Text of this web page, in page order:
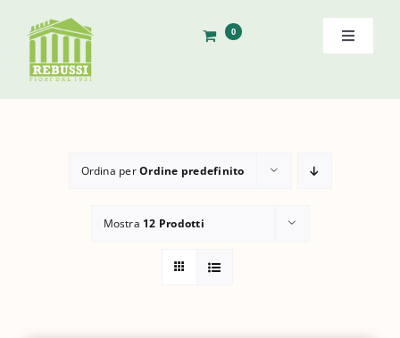
contenuto
0
Toggle
Home
Ordina perOrdine predefinito
Mostra 12 Prodotti